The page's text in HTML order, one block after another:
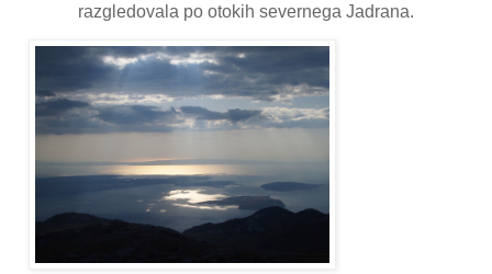
razgledovala po otokih severnega Jadrana.